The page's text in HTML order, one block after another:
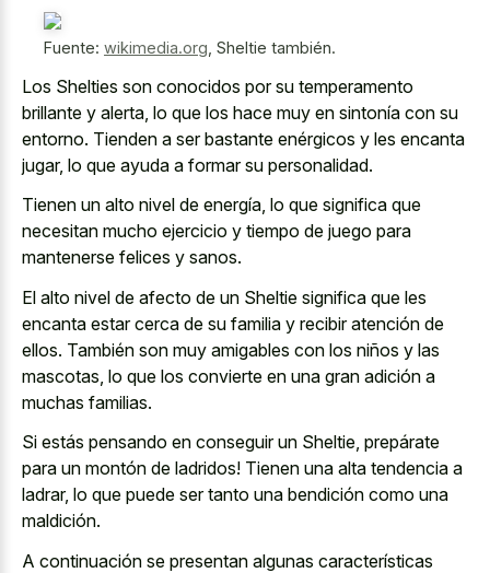
Fuente: wikimedia.org Sheltie también.
Los Shelties son conocidos por su temperamento
brillante y alerta, lo que los hace muy en sintonía con su
entorno. Tienden a ser bastante enérgicos y les encanta
jugar, lo que ayuda a formar su personalidad.
Tienen un alto nivel de energía, lo que significa que
necesitan mucho ejercicio y tiempo de juego para
mantenerse felices y sanos.
El alto nivel de afecto de un Sheltie significa que les
encanta estar cerca de su familia y recibir atención de
ellos. También son muy amigables con los niños y las
mascotas, lo que los convierte en una gran adición a
muchas familias.
Si estás pensando en conseguir un Sheltie, prepárate
para un montón de ladridos! Tienen una alta tendencia a
ladrar, lo que puede ser tanto una bendición como una
maldición.
A continuación se presentan algunas características